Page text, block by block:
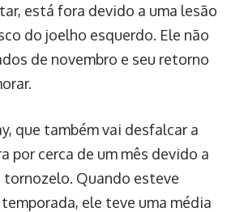
está fora devido a uma lesão
do joelho esquerdo. Ele não
de novembro e seu retorno
que também vai desfalcar a
por cerca de um mês devido a
tornozelo. Quando esteve
ele teve uma média